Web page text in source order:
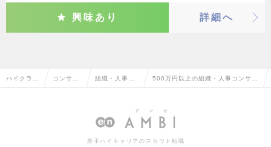
興味あり 詳細へ
ハイクラス コンサル 組織・人事コ 500万円以上の組織・人事コンサル
若手ハイキャリアのスカウト転職